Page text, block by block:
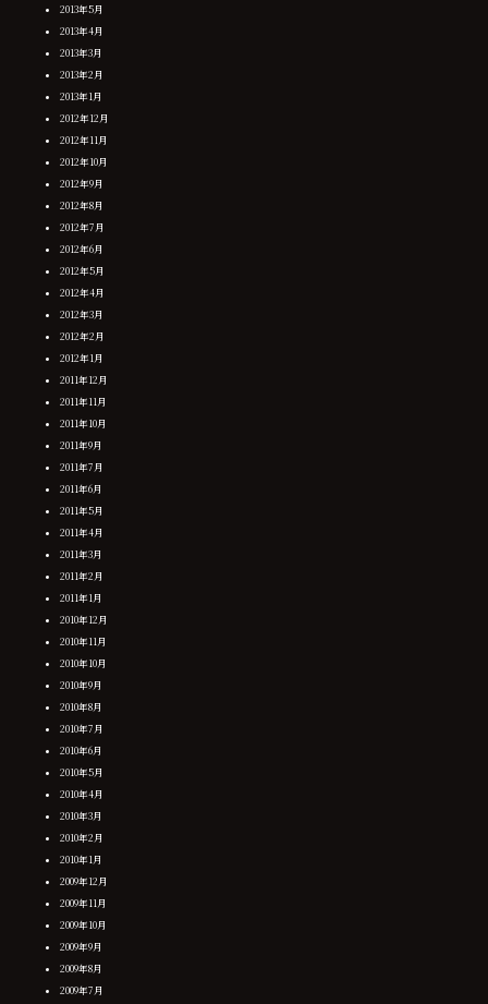
2013年5月
2013年4月
2013年3月
2013年2月
2013年1月
2012年12月
2012年11月
2012年10月
2012年9月
2012年8月
2012年7月
2012年6月
2012年5月
2012年4月
2012年3月
2012年2月
2012年1月
2011年12月
2011年11月
2011年10月
2011年9月
2011年7月
2011年6月
2011年5月
2011年4月
2011年3月
2011年2月
2011年1月
2010年12月
2010年11月
2010年10月
2010年9月
2010年8月
2010年7月
2010年6月
2010年5月
2010年4月
2010年3月
2010年2月
2010年1月
2009年12月
2009年11月
2009年10月
2009年9月
2009年8月
2009年7月